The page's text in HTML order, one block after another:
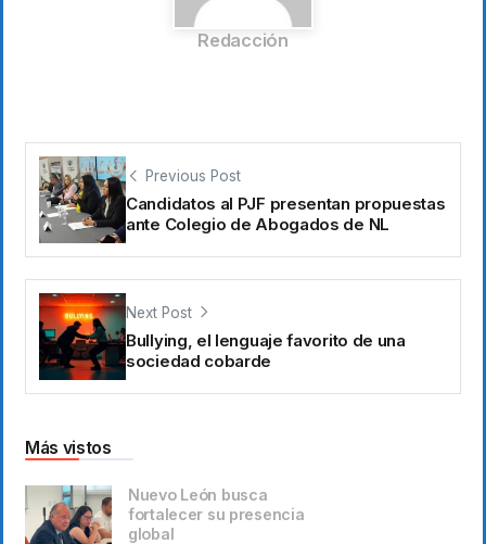
Redacción
Previous Post
Candidatos al PJF presentan propuestas
ante Colegio de Abogados de NL
Next Post
Bullying, el lenguaje favorito de una
sociedad cobarde
Más vistos
Nuevo León busca
fortalecer su presencia
global